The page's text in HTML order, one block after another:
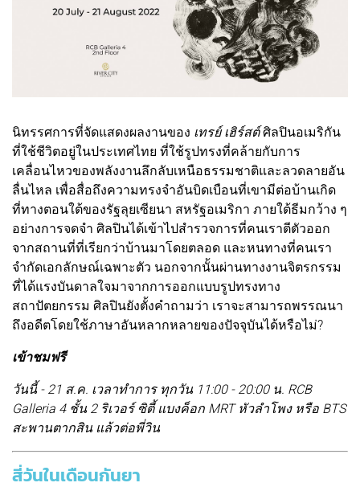
นิทรรศการที่จัดแสดงผลงานของ เทรย์ เฮิร์สต์ศิลปินอเมริกัน
ที่ใช้ชีวิตอยู่ในประเทศไทย ที่ใช้รูปทรงที่คล้ายกับการ
เคลื่อนไหวของพลังงานลึกลับเหนือธรรมชาติและลวดลายอัน
ลื่นไหล เพื่อสื่อถึงความทรงจำอันบิดเบือนที่เขามีต่อบ้านเกิด
ที่ทางตอนใต้ของรัฐลุยเซียนา สหรัฐอเมริกา ภายใต้ธีมกว้าง ๆ
อย่างการจดจำ ศิลปินได้เข้าไปสำรวจการที่คนเราตีตัวออก
จากสถานที่ที่เรียกว่าบ้านมาโดยตลอด และหนทางที่คนเรา
จำกัดเอกลักษณ์เฉพาะตัว นอกจากนั้นผ่านทางงานจิตรกรรม
ที่ได้แรงบันดาลใจมาจากการออกแบบรูปทรงทาง
สถาปัตยกรรม ศิลปินยังตั้งคำถามว่า เราจะสามารถพรรณนา
ถึงอดีตโดยใช้ภาษาอันหลากหลายของปัจจุบันได้หรือไม่?
เข้าชมฟรี
วันนี้ - 21 ส.ค. เวลาทำการ ทุกวัน 11:00 - 20:00 น. RCB
Galleria 4 ชั้น 2 ริเวอร์ ซิตี้ แบงค็อก MRT หัวลำโพง หรือ BTS
สะพานตากสิน แล้วต่อพี่วิน
สี่วันในเดือนกันยา